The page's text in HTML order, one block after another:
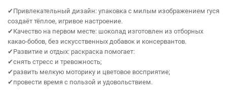
✔Привлекательный дизайн: упаковка с милым изображением гуся
создаёт тёплое, игривое настроение.
✔Качество на первом месте: шоколад изготовлен из отборных
какао‑бобов, без искусственных добавок и консервантов.
✔Развитие и отдых: раскраска помогает:
✔снять стресс и тревожность;
✔развить мелкую моторику и цветовое восприятие;
✔провести время с пользой и удовольствием.